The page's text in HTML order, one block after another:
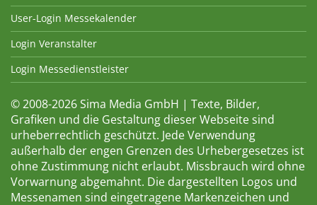
User-Login Messekalender
Login Veranstalter
Login Messedienstleister
© 2008-2026 Sima Media GmbH | Texte, Bilder,
Grafiken und die Gestaltung dieser Webseite sind
urheberrechtlich geschützt. Jede Verwendung
außerhalb der engen Grenzen des Urhebergesetzes ist
ohne Zustimmung nicht erlaubt. Missbrauch wird ohne
Vorwarnung abgemahnt. Die dargestellten Logos und
Messenamen sind eingetragene Markenzeichen und